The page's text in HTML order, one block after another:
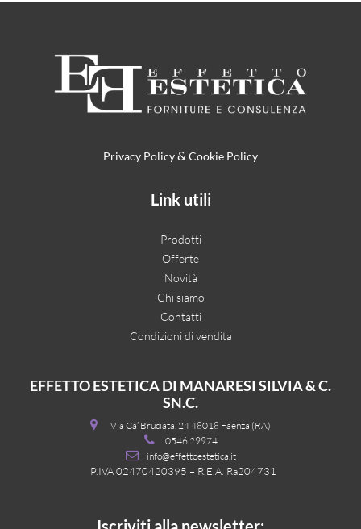
Privacy Policy& Cookie Policy
Link utili
Prodotti
Offerte
Novità
Chi siamo
Contatti
Condizioni di vendita
EFFETTO ESTETICA DI MANARESI SILVIA & C.
SN.C.
Via Ca’ Bruciata, 24 48018 Faenza (RA)
0546 29974
info@effettoestetica.it
P.IVA 02470420395 – R.E.A. Ra204731